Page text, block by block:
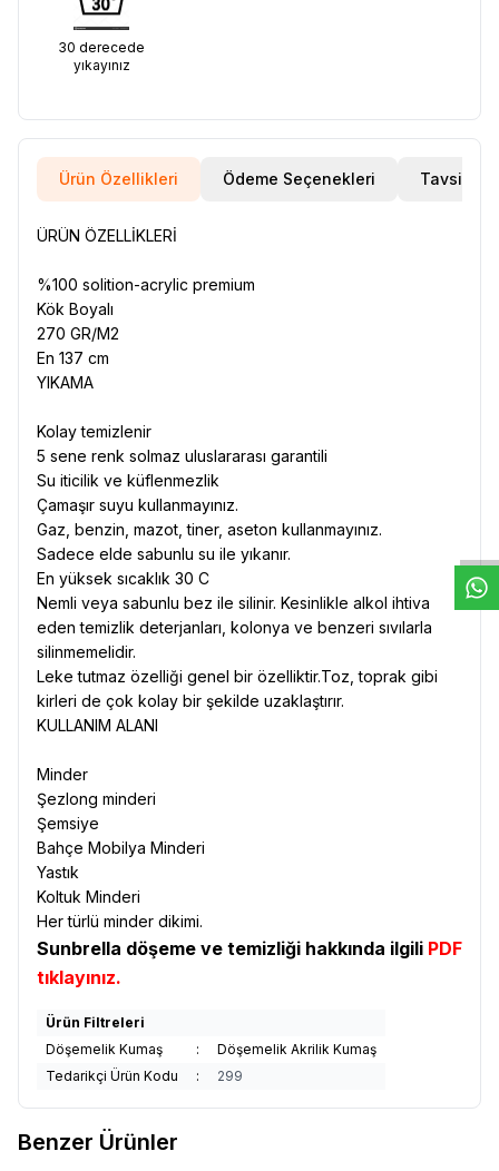
30 derecede
yıkayınız
Ürün Özellikleri Ödeme Seçenekleri Tavsiye Et
ÜRÜN ÖZELLİKLERİ
%100 solition-acrylic premium
Kök Boyalı
270 GR/M2
En 137 cm
YIKAMA
Kolay temizlenir
5 sene renk solmaz uluslararası garantili
Su iticilik ve küflenmezlik
Çamaşır suyu kullanmayınız.
Gaz, benzin, mazot, tiner, aseton kullanmayınız.
Sadece elde sabunlu su ile yıkanır.
En yüksek sıcaklık 30 C
Nemli veya sabunlu bez ile silinir. Kesinlikle alkol ihtiva
eden temizlik deterjanları, kolonya ve benzeri sıvılarla
silinmemelidir.
Leke tutmaz özelliği genel bir özelliktir.Toz, toprak gibi
kirleri de çok kolay bir şekilde uzaklaştırır.
KULLANIM ALANI
Minder
Şezlong minderi
Şemsiye
Bahçe Mobilya Minderi
Yastık
Koltuk Minderi
Her türlü minder dikimi.
Sunbrella döşeme ve temizliği hakkında ilgili PDF
tıklayınız.
Ürün Filtreleri
Döşemelik Kumaş
:
Döşemelik Akrilik Kumaş
Tedarikçi Ürün Kodu
: 299
Benzer Ürünler